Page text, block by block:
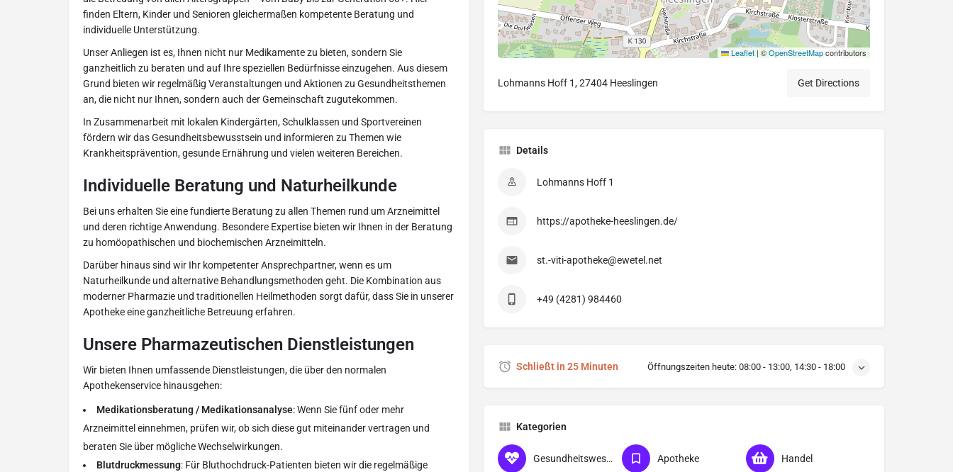
finden Eltern, Kinder und Senioren gleichermaßen kompetente Beratung und
individuelle Unterstützung.
Unser Anliegen ist es, Ihnen nicht nur Medikamente zu bieten, sondern Sie
ganzheitlich zu beraten und auf Ihre speziellen Bedürfnisse einzugehen. Aus diesem
Grund bieten wir regelmäßig Veranstaltungen und Aktionen zu Gesundheitsthemen
an, die nicht nur Ihnen, sondern auch der Gemeinschaft zugutekommen.
In Zusammenarbeit mit lokalen Kindergärten, Schulklassen und Sportvereinen
fördern wir das Gesundheitsbewusstsein und informieren zu Themen wie
Krankheitsprävention, gesunde Ernährung und vielen weiteren Bereichen.
Individuelle Beratung und Naturheilkunde
Bei uns erhalten Sie eine fundierte Beratung zu allen Themen rund um Arzneimittel
und deren richtige Anwendung. Besondere Expertise bieten wir Ihnen in der Beratung
zu homöopathischen und biochemischen Arzneimitteln.
Darüber hinaus sind wir Ihr kompetenter Ansprechpartner, wenn es um
Naturheilkunde und alternative Behandlungsmethoden geht. Die Kombination aus
moderner Pharmazie und traditionellen Heilmethoden sorgt dafür, dass Sie in unserer
Apotheke eine ganzheitliche Betreuung erfahren.
Unsere Pharmazeutischen Dienstleistungen
Wir bieten Ihnen umfassende Dienstleistungen, die über den normalen
Apothekenservice hinausgehen:
Medikationsberatung / Medikationsanalyse: Wenn Sie fünf oder mehr
Arzneimittel einnehmen, prüfen wir, ob sich diese gut miteinander vertragen und
beraten Sie über mögliche Wechselwirkungen.
Blutdruckmessung: Für Bluthochdruck-Patienten bieten wir die regelmäßige
Leaflet | ©OpenStreetMapcontributors
Lohmanns Hoff 1, 27404 Heeslingen Get Directions
Details
Lohmanns Hoff 1
https://apotheke-heeslingen.de/
st.-viti-apotheke@ewetel.net
+49 (4281) 984460
Schließt in 25 Minuten Öffnungszeiten heute: 08:00 - 13:00, 14:30 - 18:00
Kategorien
Gesundheitswesen Apotheke Handel